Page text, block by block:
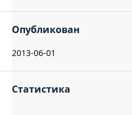
Опубликован
2013-06-01
Статистика